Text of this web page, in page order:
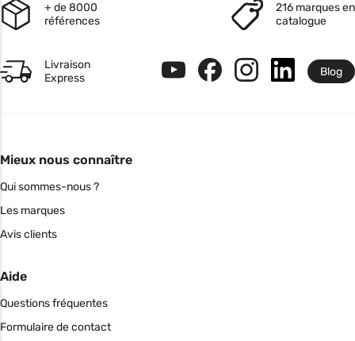
+ de 8000
références
216 marques en
catalogue
Livraison
Express
Blog
Mieux nous connaître
Qui sommes-nous ?
Les marques
Avis clients
Aide
Questions fréquentes
Formulaire de contact